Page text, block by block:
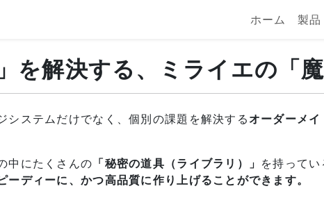
ホーム 製品
を解決する、ミライエの「魔
システムだけでなく、個別の課題を解決するオーダーメイ
中にたくさんの 「秘密の道具（ライブラリ）」 を持ってい
ディーに、かつ高品質に作り上げることができます。